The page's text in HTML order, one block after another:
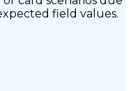
field values.